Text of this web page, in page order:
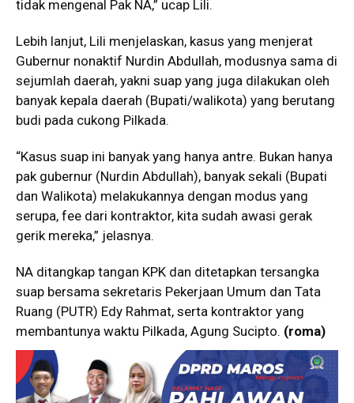
tidak mengenal Pak NA,” ucap Lili.
Lebih lanjut, Lili menjelaskan, kasus yang menjerat
Gubernur nonaktif Nurdin Abdullah, modusnya sama di
sejumlah daerah, yakni suap yang juga dilakukan oleh
banyak kepala daerah (Bupati/walikota) yang berutang
budi pada cukong Pilkada.
“Kasus suap ini banyak yang hanya antre. Bukan hanya
pak gubernur (Nurdin Abdullah), banyak sekali (Bupati
dan Walikota) melakukannya dengan modus yang
serupa, fee dari kontraktor, kita sudah awasi gerak
gerik mereka,” jelasnya.
NA ditangkap tangan KPK dan ditetapkan tersangka
suap bersama sekretaris Pekerjaan Umum dan Tata
Ruang (PUTR) Edy Rahmat, serta kontraktor yang
membantunya waktu Pilkada, Agung Sucipto. (roma)